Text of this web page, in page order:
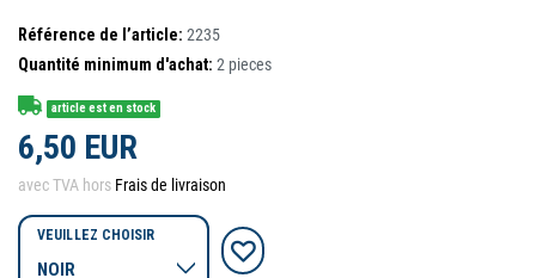
Référence de l’article: 2235
Quantité minimum d'achat: 2 pieces
article est en stock
6,50 EUR
avec TVA hors Frais de livraison
VEUILLEZ CHOISIR